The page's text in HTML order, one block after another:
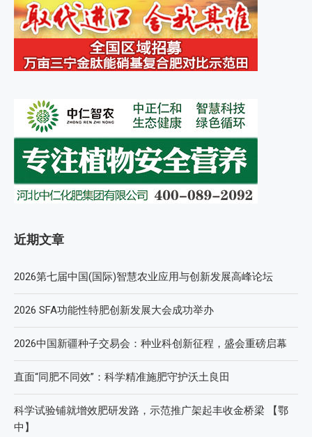
近期文章
2026第七届中国(国际)智慧农业应用与创新发展高峰论坛
2026 SFA功能性特肥创新发展大会成功举办
2026中国新疆种子交易会：种业科创新征程，盛会重磅启幕
直面“同肥不同效”：科学精准施肥守护沃土良田
科学试验铺就增效肥研发路，示范推广架起丰收金桥梁 【鄂
中】